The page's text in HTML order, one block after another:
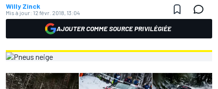
Willy Zinck
Mis à jour: 12 févr. 2018, 13:04
AJOUTER COMME SOURCE PRIVILÉGIÉE